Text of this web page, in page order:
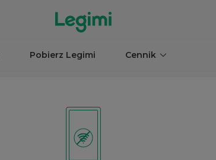
Pobierz Legimi Cennik